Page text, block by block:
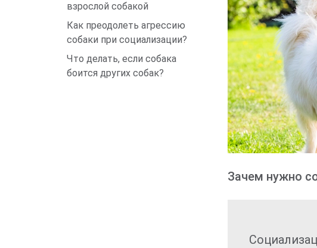
взрослой собакой
Как преодолеть агрессию
собаки при социализации?
Что делать, если собака
боится других собак?
Зачем нужно